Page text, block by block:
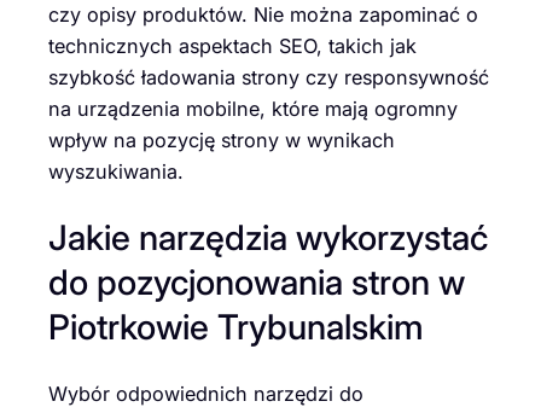
czy opisy produktów. Nie można zapominać o
technicznych aspektach SEO, takich jak
szybkość ładowania strony czy responsywność
na urządzenia mobilne, które mają ogromny
wpływ na pozycję strony w wynikach
wyszukiwania.
Jakie narzędzia wykorzystać
do pozycjonowania stron w
Piotrkowie Trybunalskim
Wybór odpowiednich narzędzi do